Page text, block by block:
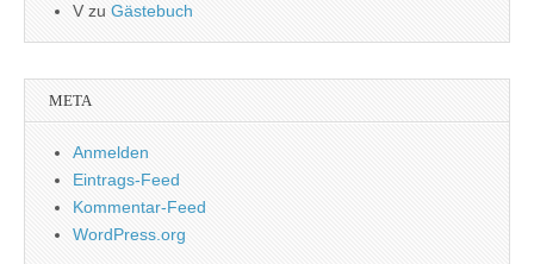
Vzu Gästebuch
META
Anmelden
Eintrags-Feed
Kommentar-Feed
WordPress.org